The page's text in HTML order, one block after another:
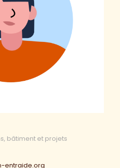
bâtiment et projets
entraide.org